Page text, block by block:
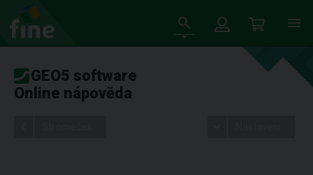
GEO5 software
Online nápověda